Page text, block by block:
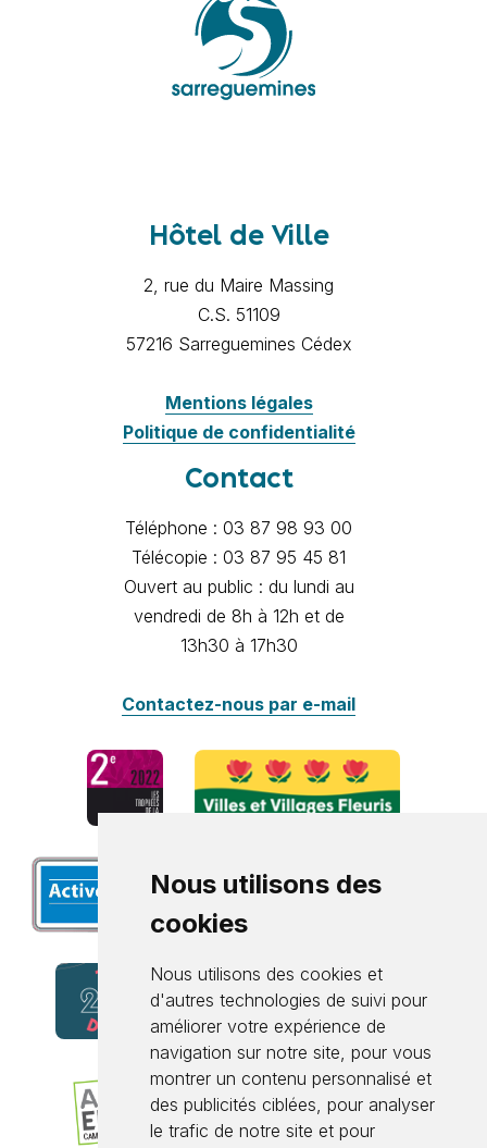
Nous utilisons des
cookies
Nous utilisons des cookies et
d'autres technologies de suivi pour
améliorer votre expérience de
navigation sur notre site, pour vous
montrer un contenu personnalisé et
des publicités ciblées, pour analyser
le trafic de notre site et pour
Hôtel de Ville
2, rue du Maire Massing
C.S. 51109
57216 Sarreguemines Cédex
Mentions légales
Politique de confidentialité
Contact
Téléphone : 03 87 98 93 00
Télécopie : 03 87 95 45 81
Ouvert au public : du lundi au
vendredi de 8h à 12h et de
13h30 à 17h30
Contactez-nous par e-mail